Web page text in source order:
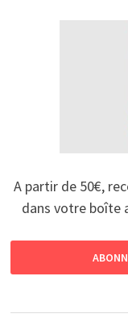
A partir de 50€,
dans votre boîte